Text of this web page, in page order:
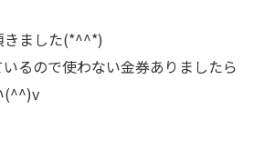
きました(*^^*)
るので使わない金券ありましたら
(^^)v